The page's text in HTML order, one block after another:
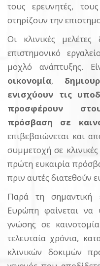
τους ερευνητές,
στηρίζουν την
Οι κλινικές
επιστημονικό
μοχλό ανάπτυξης.
οικονομία,
ενισχύουν τις
προσφέρουν
πρόσβαση σε
επιβεβαιώνεται και
συμμετοχή σε
πρώτη ευκαιρία
πριν αυτές διατεθούν
Παρά τη σημαντική
Ευρώπη φαίνεται να
γνώσης σε
τελευταία χρόνια,
κλινικών δοκιμών